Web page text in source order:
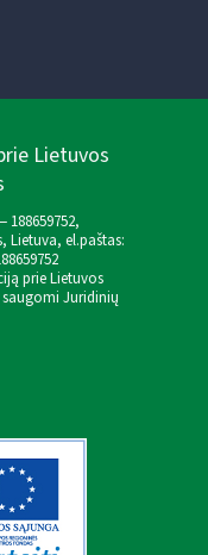
Lietuvos
Lietuva, el.paštas:
prie Lietuvos
Juridinių